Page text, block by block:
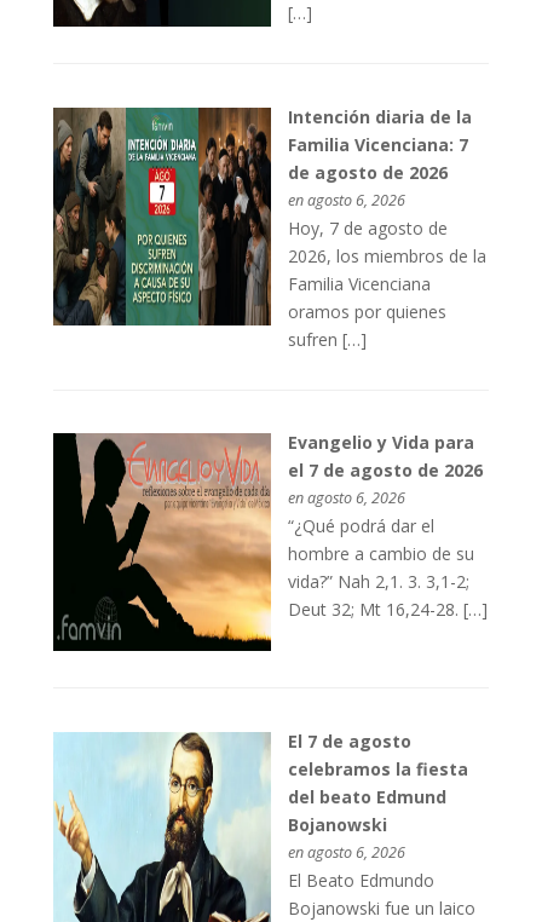
[…]
Intención diaria de la
Familia Vicenciana: 7
de agosto de 2026
en agosto 6, 2026
Hoy, 7 de agosto de
2026, los miembros de la
Familia Vicenciana
oramos por quienes
sufren […]
Evangelio y Vida para
el 7 de agosto de 2026
en agosto 6, 2026
“¿Qué podrá dar el
hombre a cambio de su
vida?” Nah 2,1. 3. 3,1-2;
Deut 32; Mt 16,24-28. […]
El 7 de agosto
celebramos la fiesta
del beato Edmund
Bojanowski
en agosto 6, 2026
El Beato Edmundo
Bojanowski fue un laico